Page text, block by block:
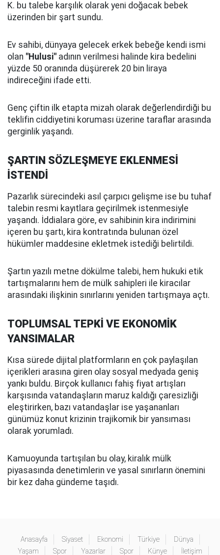
K. bu talebe karşılık olarak yeni doğacak bebek
üzerinden bir şart sundu.
Ev sahibi, dünyaya gelecek erkek bebeğe kendi ismi
olan "Hulusi" adının verilmesi halinde kira bedelini
yüzde 50 oranında düşürerek 20 bin liraya
indireceğini ifade etti.
Genç çiftin ilk etapta mizah olarak değerlendirdiği bu
teklifin ciddiyetini koruması üzerine taraflar arasında
gerginlik yaşandı.
ŞARTIN SÖZLEŞMEYE EKLENMESİ
İSTENDİ
Pazarlık sürecindeki asıl çarpıcı gelişme ise bu tuhaf
talebin resmi kayıtlara geçirilmek istenmesiyle
yaşandı. İddialara göre, ev sahibinin kira indirimini
içeren bu şartı, kira kontratında bulunan özel
hükümler maddesine ekletmek istediği belirtildi.
Şartın yazılı metne dökülme talebi, hem hukuki etik
tartışmalarını hem de mülk sahipleri ile kiracılar
arasındaki ilişkinin sınırlarını yeniden tartışmaya açtı.
TOPLUMSAL TEPKİ VE EKONOMİK
YANSIMALAR
Kısa sürede dijital platformların en çok paylaşılan
içerikleri arasına giren olay sosyal medyada geniş
yankı buldu. Birçok kullanıcı fahiş fiyat artışları
karşısında vatandaşların maruz kaldığı çaresizliği
eleştirirken, bazı vatandaşlar ise yaşananları
günümüz konut krizinin trajikomik bir yansıması
olarak yorumladı.
Kamuoyunda tartışılan bu olay, kiralık mülk
piyasasında denetimlerin ve yasal sınırların önemini
bir kez daha gündeme taşıdı.
Anasayfa Siyaset Ekonomi Türkiye
Dünya
Yaşam
Spor Yazarlar Spor Künye İletişim